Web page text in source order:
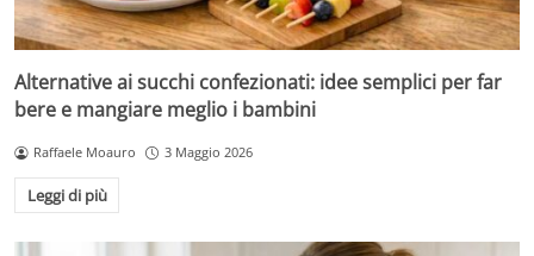
Alternative ai succhi confezionati: idee semplici per far
bere e mangiare meglio i bambini
Raffaele Moauro 3 Maggio 2026
Leggi di più